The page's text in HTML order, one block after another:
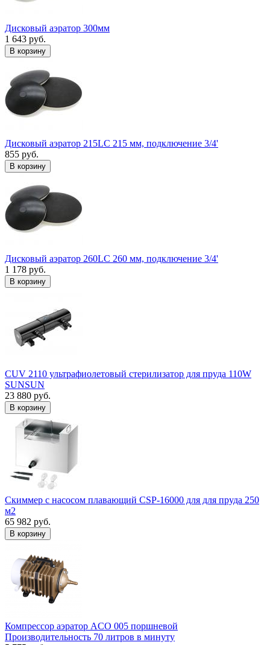
Дисковый аэратор 300мм
1 643 руб.
В корзину
Дисковый аэратор 215LC 215 мм, подключение 3/4'
855 руб.
В корзину
Дисковый аэратор 260LC 260 мм, подключение 3/4'
1 178 руб.
В корзину
CUV 2110 ультрафиолетовый стерилизатор для пруда 110W
SUNSUN
23 880 руб.
В корзину
Скиммер с насосом плавающий CSP-16000 для для пруда 250
м2
65 982 руб.
В корзину
Компрессор аэратор ACO 005 поршневой
Производительность 70 литров в минуту